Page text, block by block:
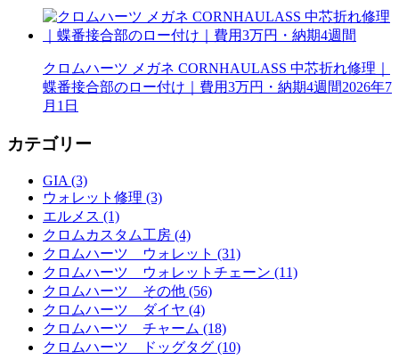
クロムハーツ メガネ CORNHAULASS 中芯折れ修理｜
蝶番接合部のロー付け｜費用3万円・納期4週間2026年7
月1日
カテゴリー
GIA (3)
ウォレット修理 (3)
エルメス (1)
クロムカスタム工房 (4)
クロムハーツ ウォレット (31)
クロムハーツ ウォレットチェーン (11)
クロムハーツ その他 (56)
クロムハーツ ダイヤ (4)
クロムハーツ チャーム (18)
クロムハーツ ドッグタグ (10)